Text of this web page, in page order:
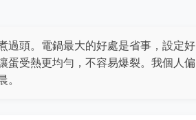
過頭。電鍋最大的好處是省事，設定好
蛋受熱更均勻，不容易爆裂。我個人偏